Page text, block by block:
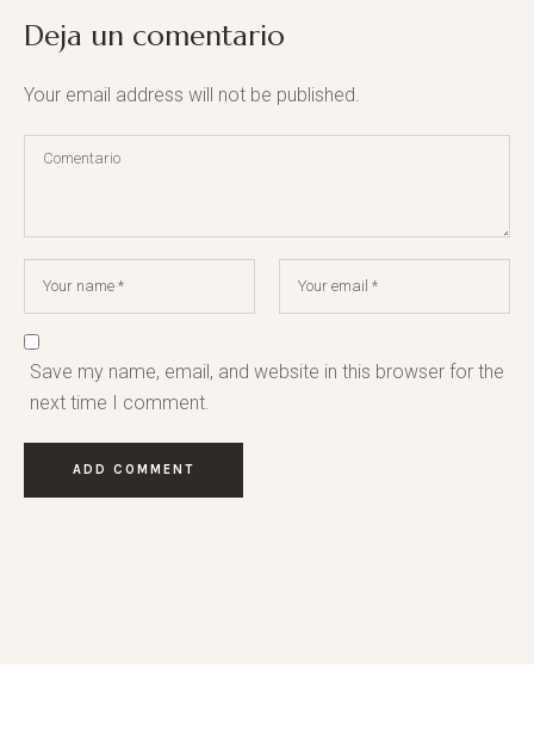
Deja un comentario
Your email address will not be published.
Save my name, email, and website in this browser for the
next time I comment.